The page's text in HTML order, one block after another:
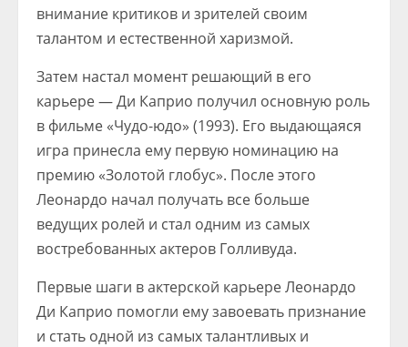
внимание критиков и зрителей своим
талантом и естественной харизмой.
Затем настал момент решающий в его
карьере — Ди Каприо получил основную роль
в фильме «Чудо-юдо» (1993). Его выдающаяся
игра принесла ему первую номинацию на
премию «Золотой глобус». После этого
Леонардо начал получать все больше
ведущих ролей и стал одним из самых
востребованных актеров Голливуда.
Первые шаги в актерской карьере Леонардо
Ди Каприо помогли ему завоевать признание
и стать одной из самых талантливых и